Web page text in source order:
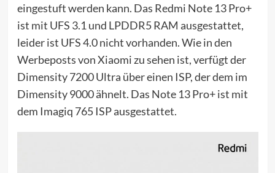
eingestuft werden kann. Das Redmi Note 13 Pro+
ist mit UFS 3.1 und LPDDR5 RAM ausgestattet,
leider ist UFS 4.0 nicht vorhanden. Wie in den
Werbeposts von Xiaomi zu sehen ist, verfügt der
Dimensity 7200 Ultra über einen ISP, der dem im
Dimensity 9000 ähnelt. Das Note 13 Pro+ ist mit
dem Imagiq 765 ISP ausgestattet.